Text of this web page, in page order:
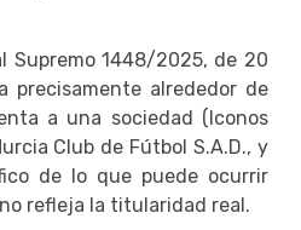
Supremo 1448/2025, de 20
precisamente alrededor de
a una sociedad (Iconos
Club de Fútbol S.A.D., y
de lo que puede ocurrir
refleja la titularidad real.